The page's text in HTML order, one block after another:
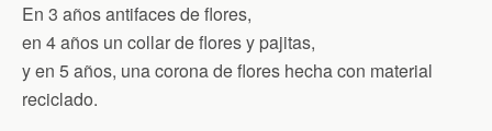
En 3 años antifaces de flores,
en 4 años un collar de flores y pajitas,
y en 5 años, una corona de flores hecha con material
reciclado.